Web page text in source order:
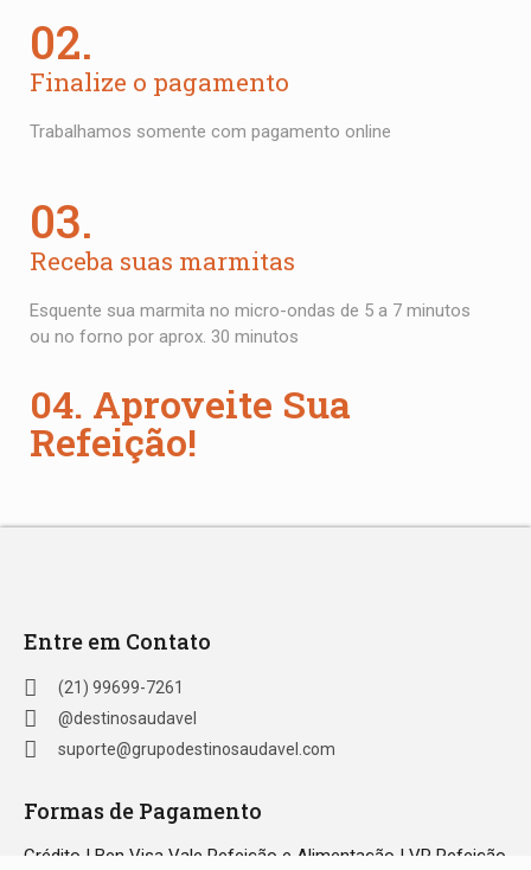
02.
Finalize o pagamento
Trabalhamos somente com pagamento online
03.
Receba suas marmitas
Esquente sua marmita no micro-ondas de 5 a 7 minutos
ou no forno por aprox. 30 minutos
04. Aproveite Sua
Refeição!
Entre em Contato
(21) 99699-7261
@destinosaudavel
suporte@grupodestinosaudavel.com
Formas de Pagamento
Crédito | Ben Visa Vale Refeição e Alimentação | VR Refeição